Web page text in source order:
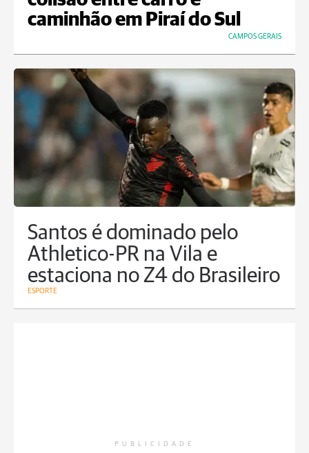
caminhão em Piraí do Sul
CAMPOS GERAIS
Santos é dominado pelo
Athletico-PR na Vila e
estaciona no Z4 do Brasileiro
ESPORTE
PUBLICIDADE